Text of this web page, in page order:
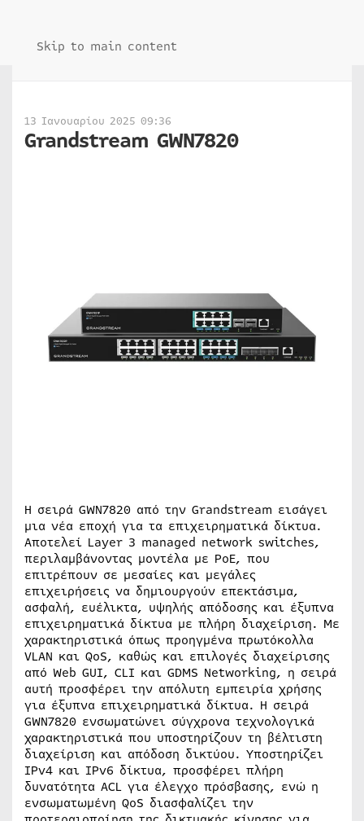
Skip to main content
13 Ιανουαρίου 2025 09:36
Grandstream GWN7820
Η σειρά GWN7820 από την Grandstream εισάγει
μια νέα εποχή για τα επιχειρηματικά δίκτυα.
Αποτελεί Layer 3 managed network switches,
περιλαμβάνοντας μοντέλα με PoE, που
επιτρέπουν σε μεσαίες και μεγάλες
επιχειρήσεις να δημιουργούν επεκτάσιμα,
ασφαλή, ευέλικτα, υψηλής απόδοσης και έξυπνα
επιχειρηματικά δίκτυα με πλήρη διαχείριση. Με
χαρακτηριστικά όπως προηγμένα πρωτόκολλα
VLAN και QoS, καθώς και επιλογές διαχείρισης
από Web GUI, CLI και GDMS Networking, η σειρά
αυτή προσφέρει την απόλυτη εμπειρία χρήσης
για έξυπνα επιχειρηματικά δίκτυα. Η σειρά
GWN7820 ενσωματώνει σύγχρονα τεχνολογικά
χαρακτηριστικά που υποστηρίζουν τη βέλτιστη
διαχείριση και απόδοση δικτύου. Υποστηρίζει
IPv4 και IPv6 δίκτυα, προσφέρει πλήρη
δυνατότητα ACL για έλεγχο πρόσβασης, ενώ η
ενσωματωμένη QoS διασφαλίζει την